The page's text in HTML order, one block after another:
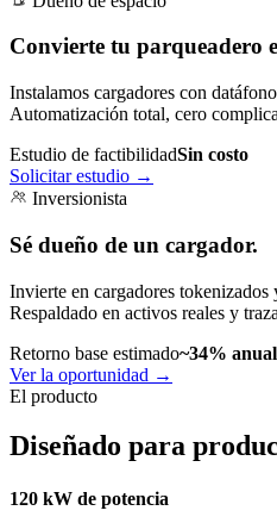
Convierte tu parqueadero
Instalamos cargadores con
Automatización total, cero
Estudio de factibilidadSin costo
Solicitar estudio →
Inversionista
Sé dueño de un cargador.
Invierte en cargadores
Respaldado en activos reales y
Retorno base estimado~34% anual
Ver la oportunidad →
El producto
Diseñado para
120 kW de potencia